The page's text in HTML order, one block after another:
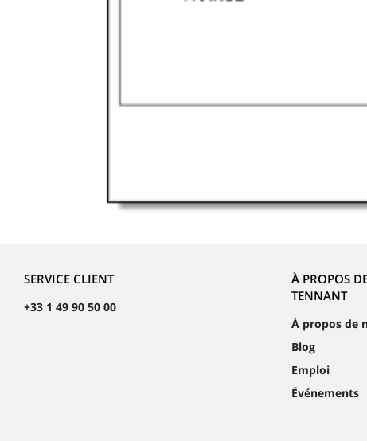
SERVICE CLIENT
+33 1 49 90 50 00
À PROPOS
TENNANT
À propos de
Blog
Emploi
Événements